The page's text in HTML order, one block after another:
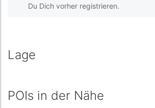
Du Dich vorher registrieren.
Lage
POIs in der Nähe